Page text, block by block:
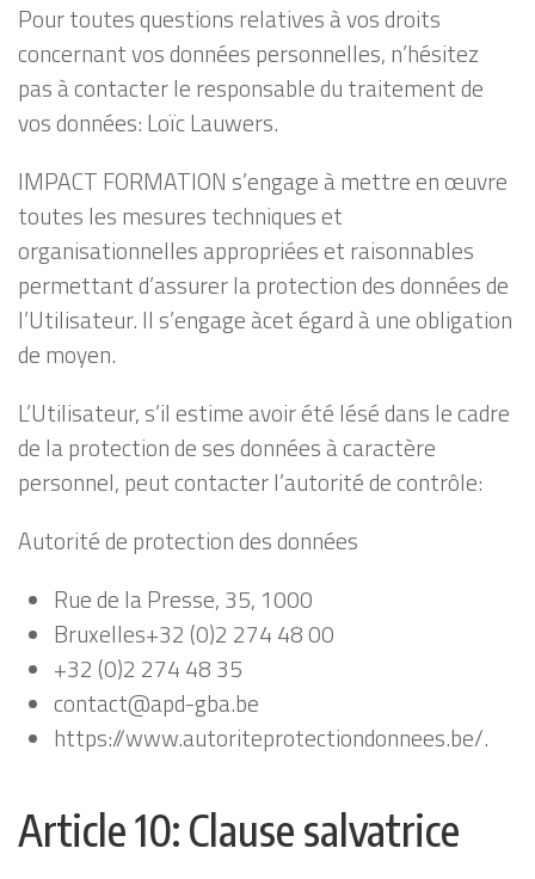
Pour toutes questions relatives à vos droits
concernant vos données personnelles, n’hésitez
pas à contacter le responsable du traitement de
vos données: Loïc Lauwers.
IMPACT FORMATION s’engage à mettre en œuvre
toutes les mesures techniques et
organisationnelles appropriées et raisonnables
permettant d’assurer la protection des données de
l’Utilisateur. Il s’engage àcet égard à une obligation
de moyen.
L’Utilisateur, s’il estime avoir été lésé dans le cadre
de la protection de ses données à caractère
personnel, peut contacter l’autorité de contrôle:
Autorité de protection des données
Rue de la Presse, 35, 1000
Bruxelles+32 (0)2 274 48 00
+32 (0)2 274 48 35
contact@apd-gba.be
https://www.autoriteprotectiondonnees.be/.
Article 10: Clause salvatrice